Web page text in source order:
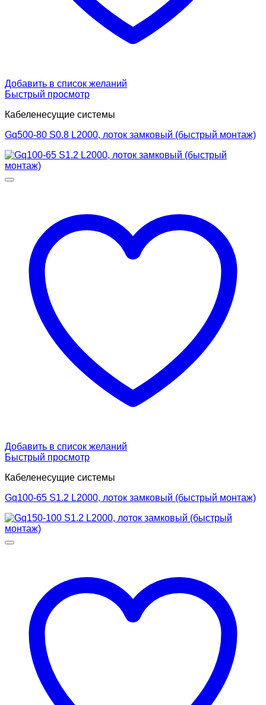
Добавить в список желаний
Быстрый просмотр
Кабеленесущие системы
Gq500-80 S0.8 L2000, лоток замковый (быстрый монтаж)
Добавить в список желаний
Быстрый просмотр
Кабеленесущие системы
Gq100-65 S1.2 L2000, лоток замковый (быстрый монтаж)